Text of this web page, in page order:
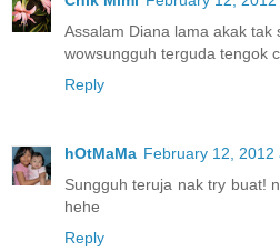
Assalam Diana lama akak tak
wowsungguh terguda tengok
Reply
hOtMaMa February 12, 2012
Sungguh teruja nak try buat!
hehe
Reply